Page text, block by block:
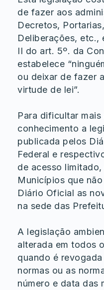
de fazer aos
Decretos,
Deliberações, etc.,
II do art. 5º. da
estabelece
ou deixar de fazer
virtude de lei”.
Para dificultar mais
conhecimento a
publicada pelos
Federal e
de acesso
Municípios que
Diário Oficial as
na sede das
A legislação
alterada em todos
quando é
normas ou as
número e data das